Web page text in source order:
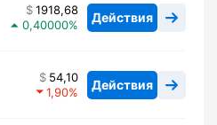
1918,68
0,40000
Действия
54,10
1,90
Действия